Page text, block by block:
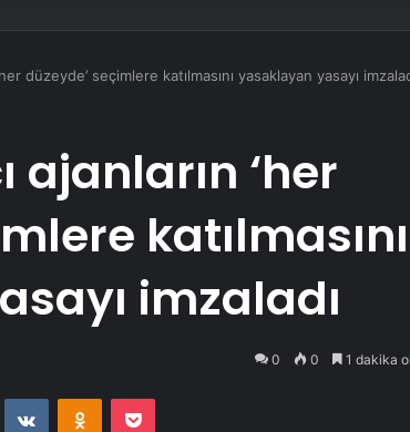
düzeyde’ seçimlere katılmasını yasaklayan yasayı
ajanların ‘her
katılmasını
imzaladı
0 0 1 dakika
VKontakteOdnoklassniki
Pocket